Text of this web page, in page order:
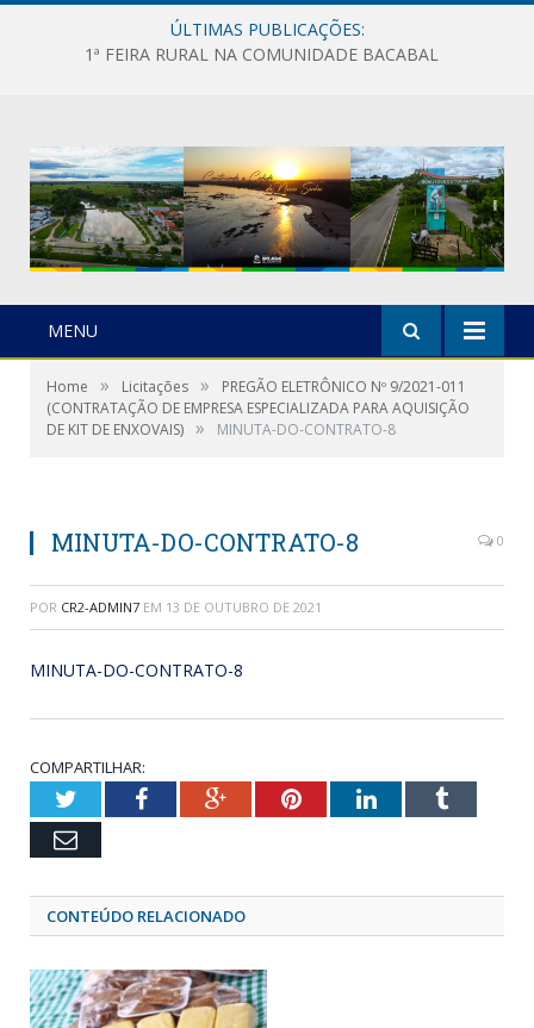
ÚLTIMAS PUBLICAÇÕES:
1ª FEIRA RURAL NA COMUNIDADE BACABAL
MENU
Home » Licitações »
PREGÃO ELETRÔNICO Nº 9/2021-011
(CONTRATAÇÃO DE EMPRESA ESPECIALIZADA PARA AQUISIÇÃO
DE KIT DE ENXOVAIS) » MINUTA-DO-CONTRATO-8
MINUTA-DO-CONTRATO-8 0
POR CR2-ADMIN7 EM 13 DE OUTUBRO DE 2021
MINUTA-DO-CONTRATO-8
COMPARTILHAR:
TwitterFacebookGoogle+PinterestLinkedInTumblr
Email
CONTEÚDO RELACIONADO